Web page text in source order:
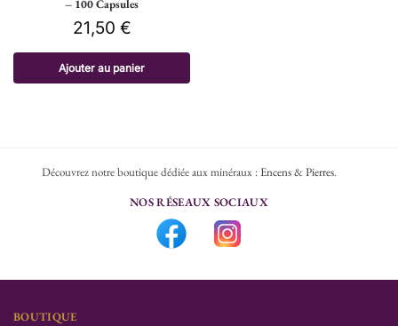
– 100 Capsules
21,50 €
Ajouter au panier
Découvrez notre boutique dédiée aux minéraux :Encens & Pierres.
NOS RÉSEAUX SOCIAUX
BOUTIQUE